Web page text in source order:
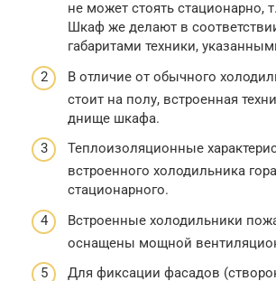
не может стоять стационарно,
Шкаф же делают в
габаритами техники,
В отличие от обычного
стоит на полу, встроенная
днище шкафа.
Теплоизоляционные
встроенного холодильника
стационарного.
Встроенные холодильники
оснащены мощной
Для фиксации фасадов